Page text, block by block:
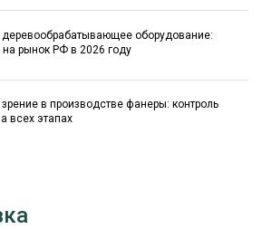
деревообрабатывающее оборудование:
на рынок РФ в 2026 году
в производстве фанеры: контроль
всех этапах